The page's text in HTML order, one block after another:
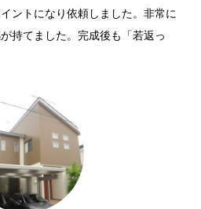
ントになり依頼しました。非常に
持てました。完成後も「若返っ